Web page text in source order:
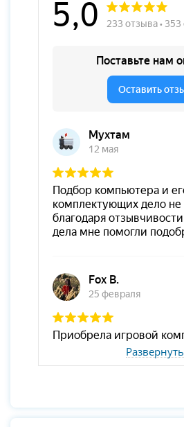
Развернуть